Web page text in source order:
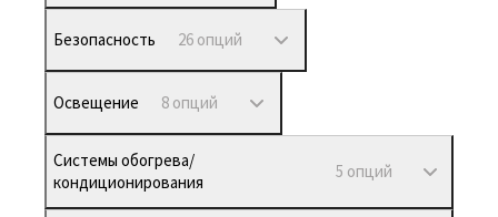
Безопасность 26 опций
Освещение 8 опций
Системы обогрева/
кондиционирования
5 опций